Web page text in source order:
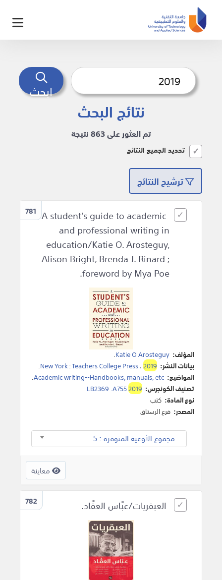
ابحث
نتائج البحث
تم العثور على 863 نتيجة
تحديد الجميع النتائج
ترشيح النتائج
781 A student's guide to academic
and professional writing in
education/Katie O. Arosteguy,
Alison Bright, Brenda J. Rinard ;
foreword by Mya Poe.
المؤلف: Katie O Arosteguy
.
بيانات النشر:
New York:Teachers College Press،2019
.
المواضيع: Academic writing--Handbooks, manuals, etc
.
تصنيف الكونجرس:
LB2369 .A7552019
نوع المادة: كتب
المصدر: فرع الرستاق
مجموع الأوعية المتوفرة : 5
معاينة
782 العبقريات/عبًاس العقًاد.